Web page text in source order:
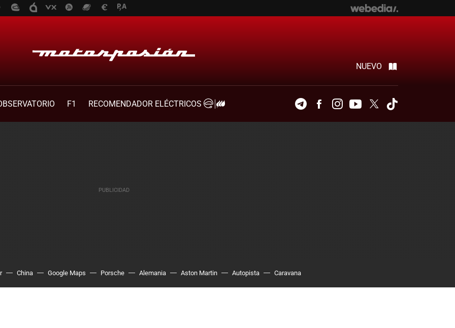
NUEVO
F1 RECOMENDADOR ELÉCTRICOS TelegramFacebookInstagramYoutubeTwitter
China Google Maps Porsche Alemania Aston Martin Autopista Caravana